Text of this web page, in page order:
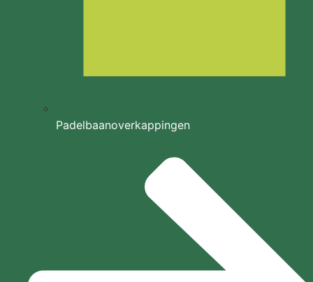
Padelbaanoverkappingen